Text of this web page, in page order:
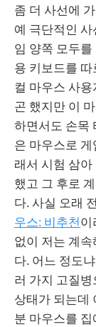
좀 더 사선에
예 극단적인
임 양쪽 모두
용 키보드를
컬 마우스 사
곤 했지만 이
하면서도 손목
은 마우스로
래서 시험 삼
했고 그 후로
다. 사실 오래 전
우스: 비추천이
없이 저는 계
다. 어느 정도
러 가지 고질
상태가 되는데
분 마우스를